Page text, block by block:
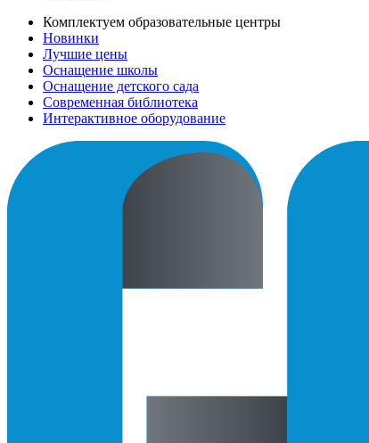
Комплектуем образовательные центры
Новинки
Лучшие цены
Оснащение школы
Оснащение детского сада
Современная библиотека
Интерактивное оборудование